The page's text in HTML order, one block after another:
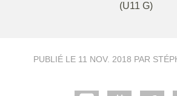
(U11 G)
PUBLIÉ LE 11 NOV. 2018 PAR